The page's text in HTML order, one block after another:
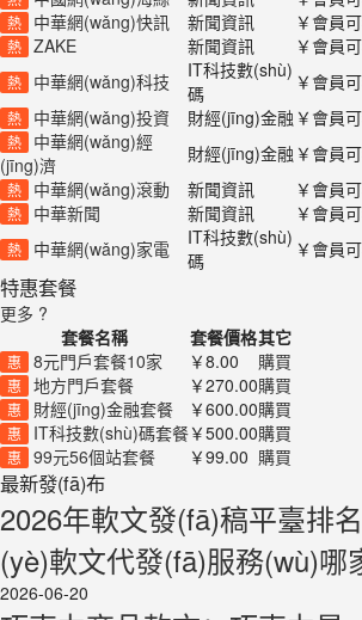
熱 中華網(wǎng)快訊 新聞資訊 ￥會員
熱 ZAKE 新聞資訊 ￥會員
熱 中華網(wǎng)科技
IT科技數(shù)
碼
￥會員
熱 中華網(wǎng)投資 財經(jīng)金融 ￥會員
熱
中華網(wǎng)經
(jīng)濟
財經(jīng)金融 ￥會員
熱 中華網(wǎng)滾動 新聞資訊 ￥會員
熱 中華新聞 新聞資訊 ￥會員
熱 中華網(wǎng)家電
IT科技數(shù)
碼
￥會員
特惠套餐
更多 ?
套餐名稱
套餐價格其它
惠 8元門戶套餐10家 ￥8.00 購買
惠 地方門戶套餐 ￥270.00購買
惠 財經(jīng)金融套餐 ￥600.00購買
惠 IT科技數(shù)碼套餐￥500.00購買
惠 99元56個站套餐 ￥99.00 購買
最新發(fā)布
2026年軟文發(fā)稿平臺排
(yè)軟文代發(fā)服務(wù)哪
2026-06-20